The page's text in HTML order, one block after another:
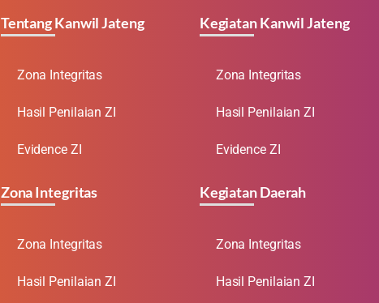
Tentang Kanwil Jateng
Zona Integritas
Hasil Penilaian ZI
Evidence ZI
Zona Integritas
Zona Integritas
Hasil Penilaian ZI
Kegiatan Kanwil Jateng
Zona Integritas
Hasil Penilaian ZI
Evidence ZI
Kegiatan Daerah
Zona Integritas
Hasil Penilaian ZI